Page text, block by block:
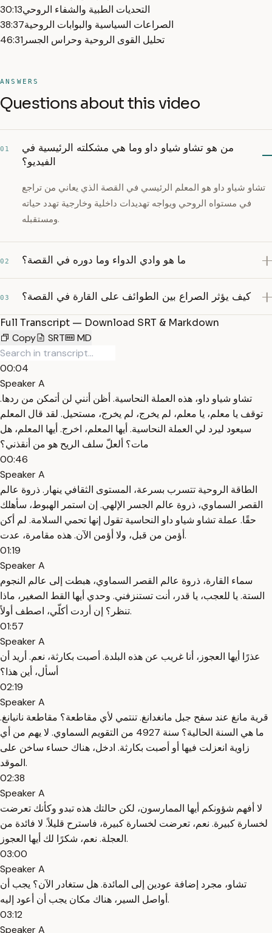
30:13التحديات الطبية والشفاء الروحي
38:37الصراعات السياسية والبوابات الروحية
46:31 تحليل القوى الروحية وحراس الجسر
ANSWERS
Questions about this video
01
من هو تشاو شياو داو وما هي مشكلته الرئيسية في
الفيديو؟
تشاو شياو داو هو المعلم الرئيسي في القصة الذي يعاني من تراجع
في مستواه الروحي ويواجه تهديدات داخلية وخارجية تهدد حياته
ومستقبله.
02 ما هو وادي الدواء وما دوره في القصة؟
03 كيف يؤثر الصراع بين الطوائف على القارة في القصة؟
Full Transcript — Download SRT & Markdown
Copy
SRT MD
00:04
Speaker A
تشاو شياو داو، هذه العملة النحاسية. أظن أنني لن أتمكن من ردها.
توقف يا معلم، يا معلم، لم يخرج، لم يخرج، مستحيل. لقد قال المعلم
سيعود ليرد لي العملة النحاسية. أيها المعلم، اخرج. أيها المعلم، هل
مات؟ ألعلّ سلف الريح هو من أنقذني؟
00:46
Speaker A
الطاقة الروحية تتسرب بسرعة، المستوى الثقافي ينهار. ذروة عالم
القصر السماوي، ذروة عالم الجسر الإلهي. إن استمر الهبوط، سأهلك
حقًا. عملة تشاو شياو داو النحاسية تقول إنها تحمي السلامة. لم أكن
أؤمن من قبل، ولا أؤمن الآن. هذه مقامرة، عدت.
01:19
Speaker A
سماء القارة، ذروة عالم القصر السماوي، هبطت إلى عالم النجوم
الستة. يا للعجب، يا قدر، أنت تستنزفني. وحدي أيها القط الصغير، ماذا
تنظر؟ إن أردت أكلّي، اصطف أولاً.
01:57
Speaker A
عذرًا أيها العجوز، أنا غريب عن هذه البلدة. أصبت بكارثة، نعم. أريد أن
أسأل، أين هذا؟
02:19
Speaker A
قرية مانغ عند سفح جبل مانغدانغ. تنتمي لأي مقاطعة؟ مقاطعة نانيانغ.
ما هي السنة الحالية؟ سنة 4927 من التقويم السماوي. لا يهم من أي
زاوية انعزلت فيها أو أصبت بكارثة. ادخل، هناك حساء ساخن على
الموقد.
02:38
Speaker A
لا أفهم شؤونكم أيها الممارسون، لكن حالتك هذه تبدو وكأنك تعرضت
لخسارة كبيرة. نعم، تعرضت لخسارة كبيرة، فاسترح قليلاً. لا فائدة من
العجلة. نعم، شكرًا لك أيها العجوز.
03:00
Speaker A
تشاو، مجرد إضافة عودين إلى المائدة. هل ستغادر الآن؟ يجب أن
أواصل السير، هناك مكان يجب أن أعود إليه.
03:12
Speaker A